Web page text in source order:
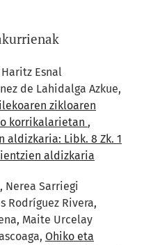
Esnal
de Lahidalga Azkue,
zikloaren
korrikalarietan ,
aldizkaria: Libk. 8 Zk. 1
aldizkaria
Nerea Sarriegi
Rodríguez Rivera,
Maite Urcelay
Ohiko eta